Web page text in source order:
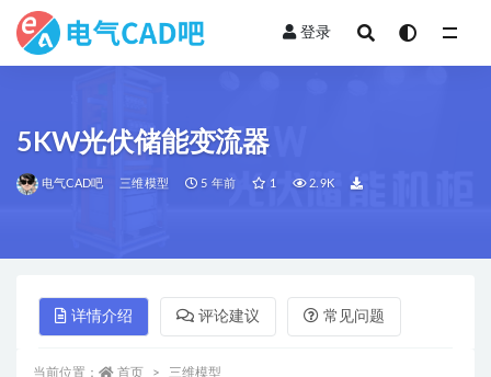
登录
5KW光伏储能变流器
电气CAD吧 三维模型 5 年前 1 2.9K
详情介绍 评论建议 常见问题
当前位置： 首页 三维模型